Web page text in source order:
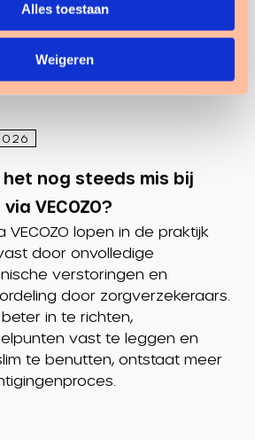
Alles toestaan
Weigeren
nog steeds mis bij
VECOZO?
lopen in de praktijk
door onvolledige
verstoringen en
door zorgverzekeraars.
in te richten,
vast te leggen en
te benutten, ontstaat meer